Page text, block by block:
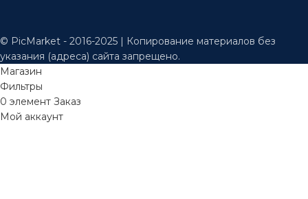
© PicMarket - 2016-2025 | Копирование материалов без
указания (адреса) сайта запрещено.
Магазин
Фильтры
0 элемент Заказ
Мой аккаунт